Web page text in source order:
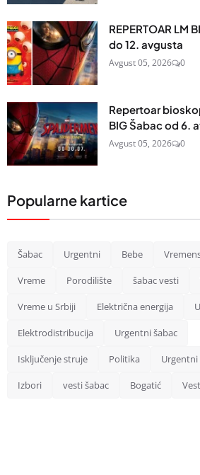
REPERTOAR LM
do 12. avgusta
Avgust 05, 2026 0
Repertoar
BIG Šabac od 6.
Avgust 05, 2026 0
Popularne kartice
Šabac Urgentni Bebe
Vreme Porodilište šabac vesti
Vreme u Srbiji Električna energija
Elektrodistribucija Urgentni šabac
Isključenje struje Politika Urgentni
Izbori vesti šabac Bogatić